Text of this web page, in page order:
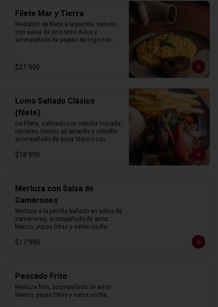
Filete Mar y Tierra
Medallón de filete a la parrilla, servido
con salsa de vino tinto dulce y
acompañado de pepián de trigo con
$21.990
Lomo Saltado Clásico
(filete)
De Filete, salteado con cebolla morada,
tomates, tocino, ají amarillo y cebollín
acompañado de arroz blanco con
$18.990
Merluza con Salsa de
Camarones
Merluza a la parrilla bañado en salsa de
camarones, acompañado de arroz
blanco, yucas fritas y salsa criolla.
$17.990
Pescado Frito
Merluza frita, acompañado de arroz
blanco, papas fritas y salsa criolla.